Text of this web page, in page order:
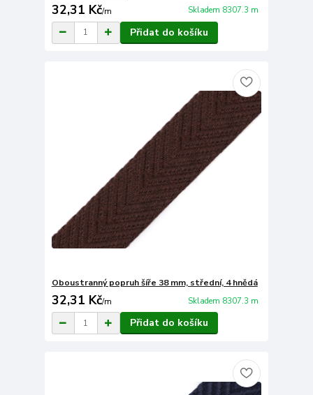
32,31 Kč/m Skladem 8307.3 m
Přidat do košíku
Oboustranný popruh šíře 38 mm, střední, 4 hnědá
32,31 Kč/m Skladem 8307.3 m
Přidat do košíku